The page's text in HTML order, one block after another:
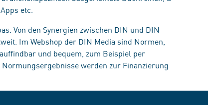
etc.
Von den Synergien zwischen DIN und DIN
Im Webshop der DIN Media sind Normen,
und bequem, zum Beispiel per
werden zur Finanzierung